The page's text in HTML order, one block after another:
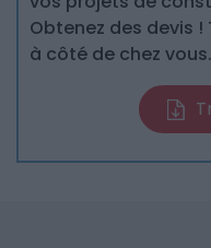
Obtenez des devis
à côté de chez vous.